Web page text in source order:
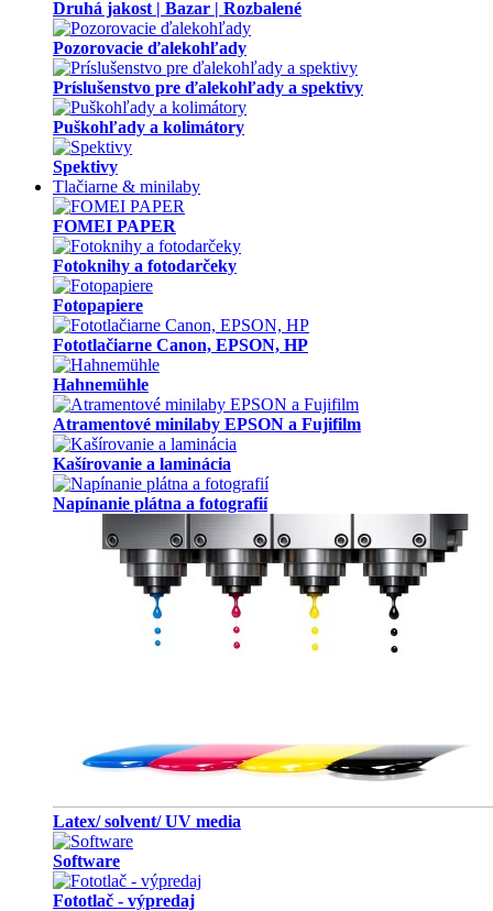
Druhá jakost | Bazar | Rozbalené
Pozorovacie ďalekohľady
Príslušenstvo pre ďalekohľady a spektivy
Puškohľady a kolimátory
Spektivy
Tlačiarne & minilaby
FOMEI PAPER
Fotoknihy a fotodarčeky
Fotopapiere
Fototlačiarne Canon, EPSON, HP
Hahnemühle
Atramentové minilaby EPSON a Fujifilm
Kašírovanie a laminácia
Napínanie plátna a fotografií
Latex/ solvent/ UV media
Software
Fototlač - výpredaj